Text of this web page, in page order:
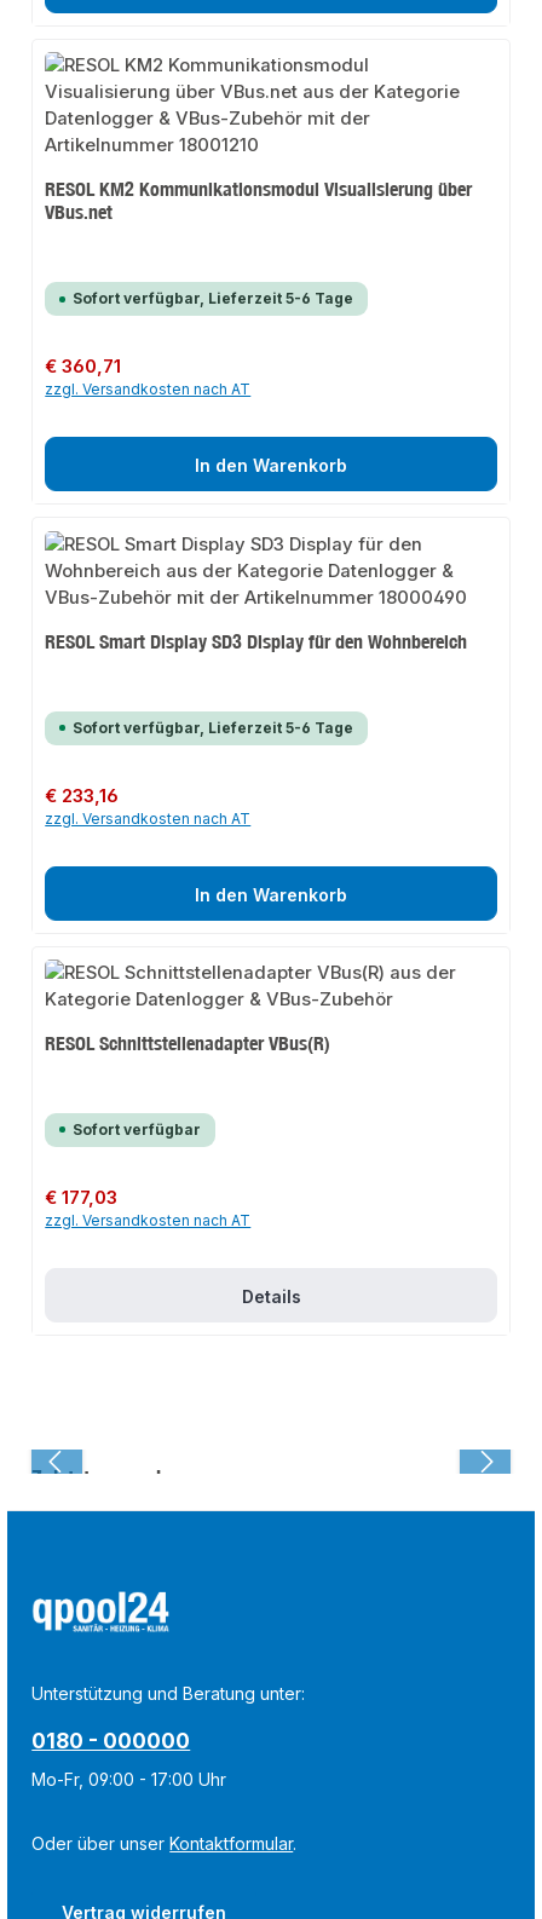
RESOL KM2 Kommunikationsmodul Visualisierung über
VBus.net
Sofort verfügbar, Lieferzeit 5-6 Tage
Regulärer Preis:
€ 360,71
zzgl. Versandkosten nach AT
In den Warenkorb
RESOL Smart Display SD3 Display für den Wohnbereich
Sofort verfügbar, Lieferzeit 5-6 Tage
Regulärer Preis:
€ 233,16
zzgl. Versandkosten nach AT
In den Warenkorb
RESOL Schnittstellenadapter VBus(R)
Sofort verfügbar
Regulärer Preis:
€ 177,03
zzgl. Versandkosten nach AT
Details
Zuletzt angesehen:
Unterstützung und Beratung unter:
0180 - 000000
Mo-Fr, 09:00 - 17:00 Uhr
Oder über unserKontaktformular.
Vertrag widerrufen